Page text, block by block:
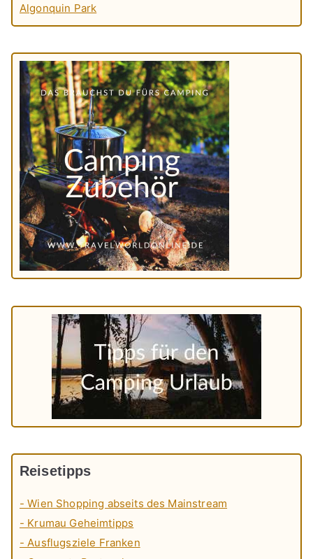
Algonquin Park
Reisetipps
- Wien Shopping abseits des Mainstream
- Krumau Geheimtipps
- Ausflugsziele Franken